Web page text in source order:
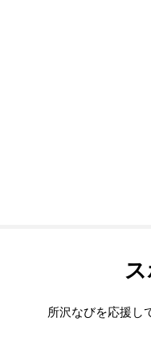
所沢なびを応援し